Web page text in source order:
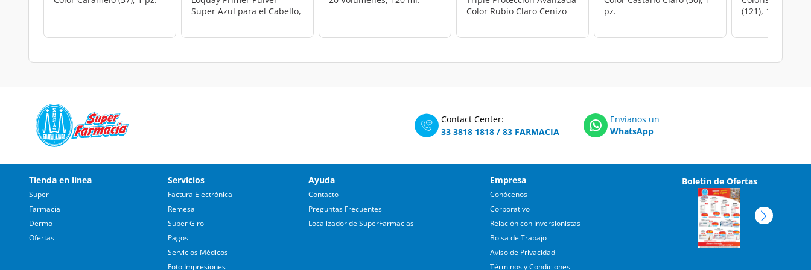
Super Azul para el Cabello,
Color Rubio Claro Cenizo
pz.
(121), 1 pz.
Contact Center:
33 3818 1818 / 83 FARMACIA
Envíanos un
WhatsApp
Tienda en línea
Super
Farmacia
Dermo
Ofertas
Servicios
Factura Electrónica
Remesa
Super Giro
Pagos
Servicios Médicos
Foto Impresiones
Ayuda
Contacto
Preguntas Frecuentes
Localizador de SuperFarmacias
Empresa
Conócenos
Corporativo
Relación con Inversionistas
Bolsa de Trabajo
Aviso de Privacidad
Términos y Condiciones
Boletín de Ofertas